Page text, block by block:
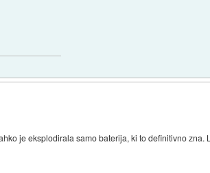
je eksplodirala samo baterija, ki to definitivno